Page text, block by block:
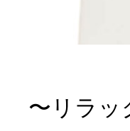
〜リラッ